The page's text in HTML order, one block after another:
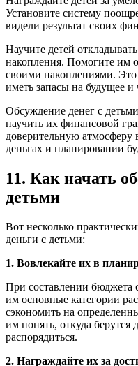
Установите систему
видели результат своих
Научите детей
накопления. Помогите им
своими накоплениями.
иметь запасы на будущее и
Обсуждение денег с
научить их финансовой
доверительную атмосферу
деньгах и планировании
11. Как начать
детьми
Вот несколько
деньги с детьми:
1. Вовлекайте их в
При составлении бюджета
им основные категории
сэкономить на
им понять, откуда берутся
распорядиться.
2. Награждайте их за